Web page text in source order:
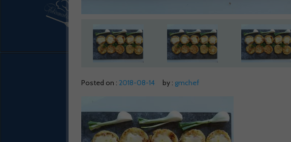
Posted on : 2018-08-14 by : gmchef